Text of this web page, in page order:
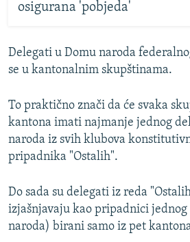
osigurana 'pobjeda'
Delegati u Domu naroda
se u kantonalnim skupštinama.
To praktično znači da će svaka
kantona imati najmanje jednog
naroda iz svih klubova
pripadnika "Ostalih".
Do sada su delegati iz reda
izjašnjavaju kao pripadnici
naroda) birani samo iz pet